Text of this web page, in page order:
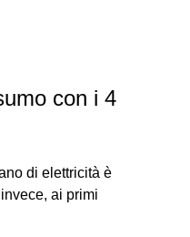
con i 4
di elettricità è
ai primi